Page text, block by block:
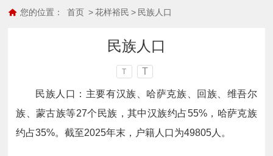
您的位置： 首页 > 花样裕民 > 民族人口
民族人口
T T
民族人口：主要有汉族、哈萨克族、回族、维吾尔
族、蒙古族等27个民族，其中汉族约占55%，哈萨克族
约占35%。截至2025年末，户籍人口为49805人。